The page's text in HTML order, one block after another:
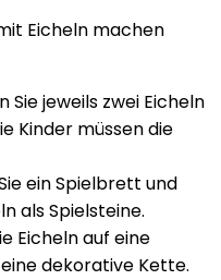
Eicheln machen
Sie jeweils zwei Eicheln
Kinder müssen die
ein Spielbrett und
als Spielsteine.
Eicheln auf eine
dekorative Kette.